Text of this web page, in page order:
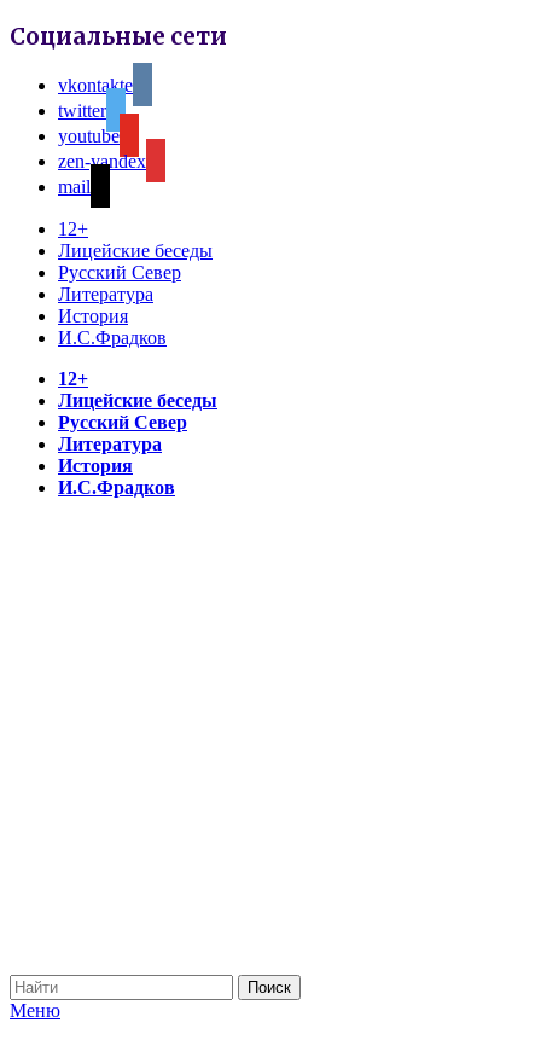
Социальные сети
vkontakte
twitter
youtube
zen-yandex
mail
12+
Лицейские беседы
Русский Север
Литература
История
И.С.Фрадков
12+
Лицейские беседы
Русский Север
Литература
История
И.С.Фрадков
Меню